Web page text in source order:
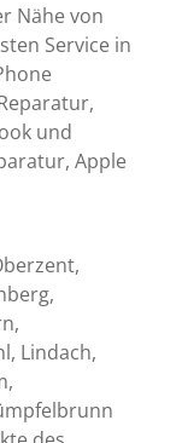
Nähe von
Service in
und
Apple
Lindach,